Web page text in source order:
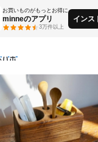
お買いものがもっとお得に
minneのアプリ
3万件以上
インス